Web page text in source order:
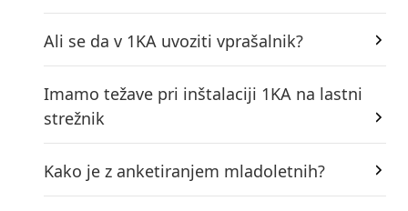
Ali se da v 1KA uvoziti vprašalnik?
Imamo težave pri inštalaciji 1KA na lastni
strežnik
Kako je z anketiranjem mladoletnih?